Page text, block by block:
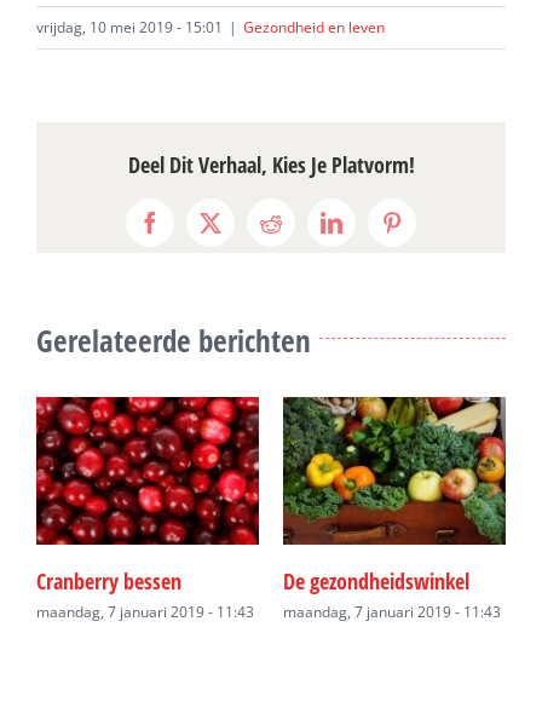
vrijdag, 10 mei 2019 - 15:01 | Gezondheid en leven
Deel Dit Verhaal, Kies Je Platvorm!
Facebook
X RedditLinkedInPinterest
Gerelateerde berichten
Cranberry bessen
maandag, 7 januari 2019 - 11:43
De gezondheidswinkel
maandag, 7 januari 2019 - 11:43